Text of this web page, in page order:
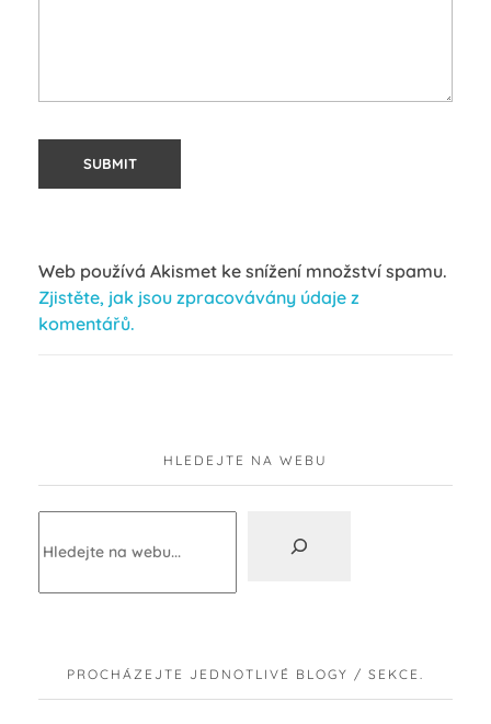
Web používá Akismet ke snížení množství spamu.
Zjistěte, jak jsou zpracovávány údaje z
komentářů.
HLEDEJTE NA WEBU
PROCHÁZEJTE JEDNOTLIVÉ BLOGY / SEKCE.